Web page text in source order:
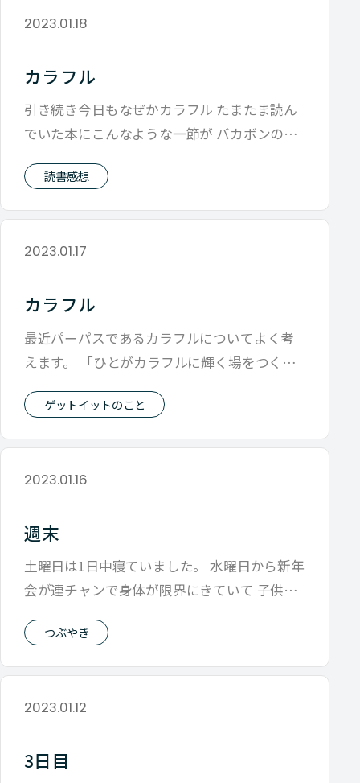
2023.01.18
カラフル
引き続き今日もなぜかカラフル たまたま読ん
でいた本にこんなような一節が バカボンのパ
読書感想
2023.01.17
カラフル
最近パーパスであるカラフルについてよく考
えます。 「ひとがカラフルに輝く場をつく
ゲットイットのこと
2023.01.16
週末
土曜日は1日中寝ていました。 水曜日から新年
会が連チャンで身体が限界にきていて 子供の
つぶやき
2023.01.12
3日目